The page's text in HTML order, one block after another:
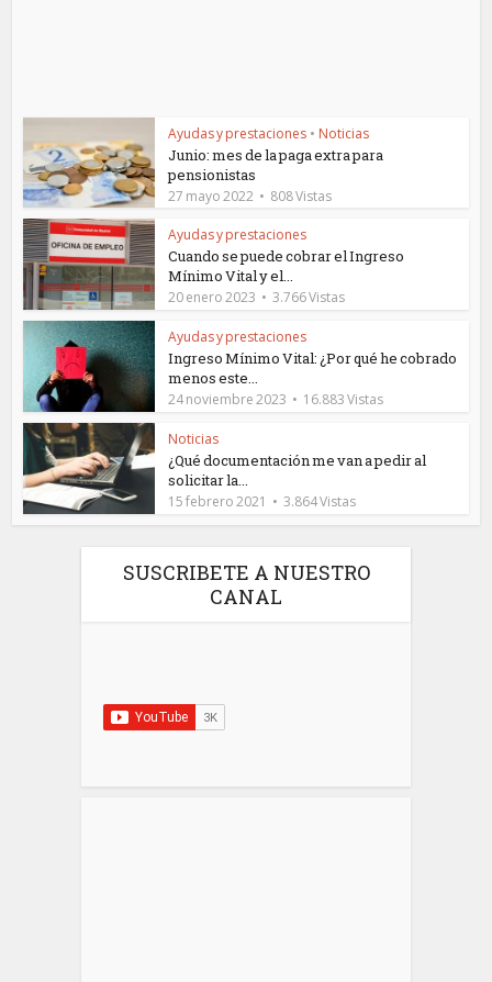
Ayudas y prestaciones • Noticias
Junio: mes de la paga extra para
pensionistas
27 mayo 2022 808 Vistas
Ayudas y prestaciones
Cuando se puede cobrar el Ingreso
Mínimo Vital y el...
20 enero 2023 3.766 Vistas
Ayudas y prestaciones
Ingreso Mínimo Vital: ¿Por qué he cobrado
menos este...
24 noviembre 2023 16.883 Vistas
Noticias
¿Qué documentación me van a pedir al
solicitar la...
15 febrero 2021 3.864 Vistas
SUSCRIBETE A NUESTRO
CANAL